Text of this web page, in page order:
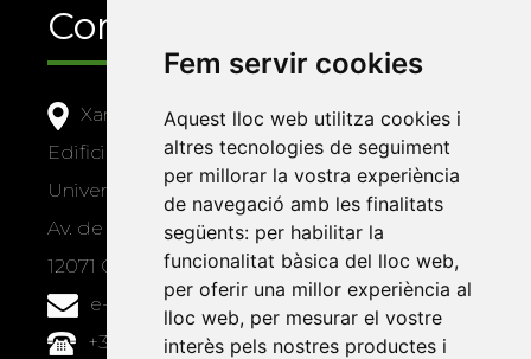
Fem servir cookies
Aquest lloc web utilitza cookies i
altres tecnologies de seguiment
per millorar la vostra experiència
de navegació amb les finalitats
següents: per habilitar la
funcionalitat bàsica del lloc web,
per oferir una millor experiència al
lloc web, per mesurar el vostre
interès pels nostres productes i
Contacte
Xarxa Vives d'Universitats
Edifici Àgora
Universitat Jaume I, local 10
Av. de Vicent Sos Baynat, s/n
12071 Castelló de la Plana
e-buc@vives.org
+34 964 72 89 93